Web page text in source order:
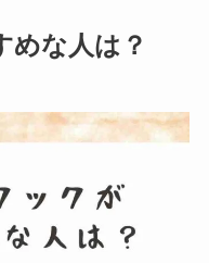
めな人は？